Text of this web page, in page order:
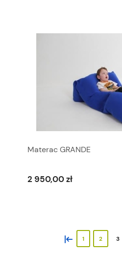
Materac GRANDE
2 950,00 zł
« 1 2 3